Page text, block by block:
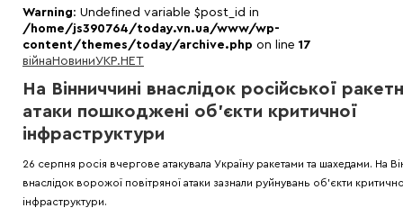
Warning: Undefined variable $post_id in
/home/js390764/today.vn.ua/www/wp-
content/themes/today/archive.php on line 17
війна НовиниУКР.НЕТ
На Вінниччині внаслідок російської
атаки пошкоджені об’єкти критичної
інфраструктури
26 серпня росія вчергове атакувала Україну ракетами та шахедами. На
внаслідок ворожої повітряної атаки зазнали руйнувань об’єкти
інфраструктури.